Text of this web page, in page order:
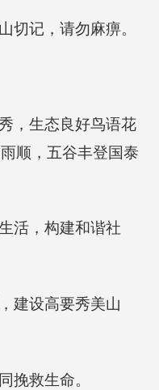
切记，请勿麻痹。
，生态良好鸟语花
顺，五谷丰登国泰
活，构建和谐社
建设高要秀美山
挽救生命。